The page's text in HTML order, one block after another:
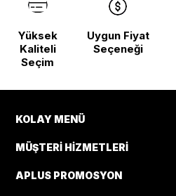
Yüksek
Kaliteli
Seçim
Uygun Fiyat
Seçeneği
KOLAY MENÜ
MÜŞTERI HIZMETLERI
APLUS PROMOSYON